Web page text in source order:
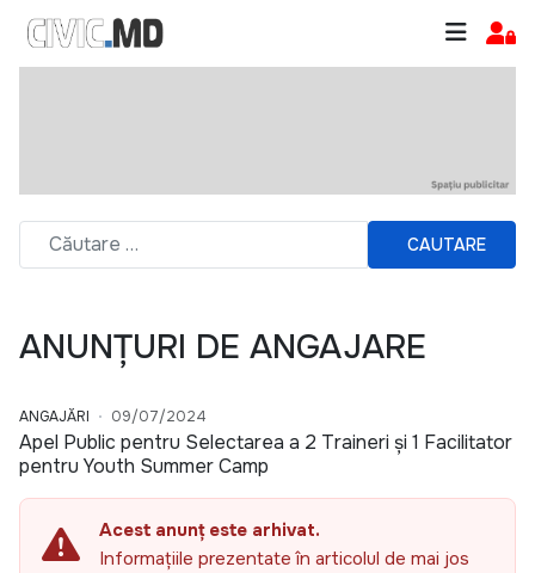
CAUTARE
ANUNȚURI DE ANGAJARE
ANGAJĂRI 09/07/2024
Apel Public pentru Selectarea a 2 Traineri și 1 Facilitator
pentru Youth Summer Camp
Acest anunț este arhivat.
Informațiile prezentate în articolul de mai jos